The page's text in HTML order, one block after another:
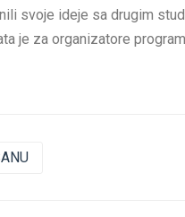
svoje ideje sa drugim
je za organizatore